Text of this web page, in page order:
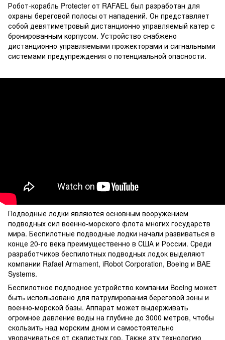
Робот-корабль Protecter от RAFAEL был разработан для
охраны береговой полосы от нападений. Он представляет
собой девятиметровый дистанционно управляемый катер с
бронированным корпусом. Устройство снабжено
дистанционно управляемыми прожекторами и сигнальными
системами предупреждения о потенциальной опасности.
Подводные лодки являются основным вооружением
подводных сил военно-морского флота многих государств
мира. Беспилотные подводные лодки начали развиваться в
конце 20-го века преимущественно в США и России. Среди
разработчиков беспилотных подводных лодок выделяют
компании Rafael Armament, iRobot Corporation, Boeing и BAE
Systems.
Беспилотное подводное устройство компании Boeing может
быть использовано для патрулирования береговой зоны и
военно-морской базы. Аппарат может выдерживать
огромное давление воды на глубине до 3000 метров, чтобы
скользить над морским дном и самостоятельно
уворачиваться от скалистых гор. Также эту технологию